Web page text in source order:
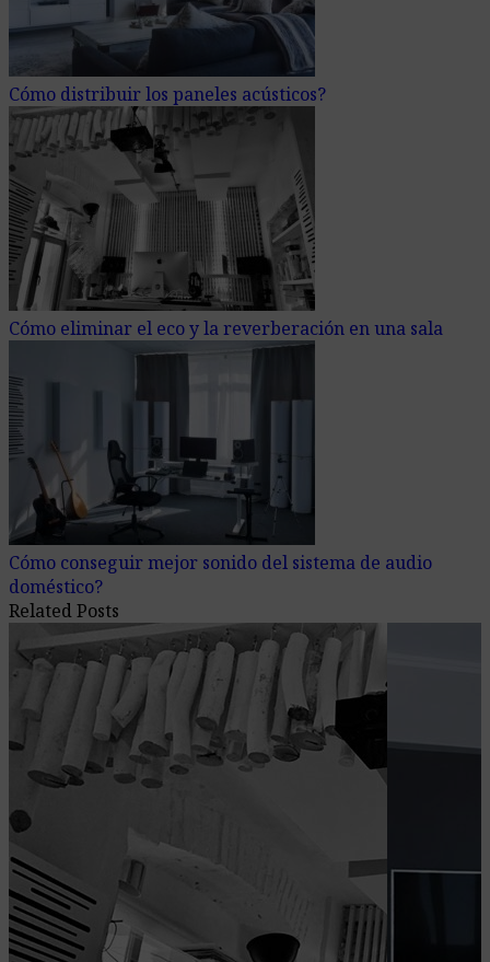
Cómo distribuir los paneles acústicos?
Cómo eliminar el eco y la reverberación en una sala
Cómo conseguir mejor sonido del sistema de audio
doméstico?
Related Posts